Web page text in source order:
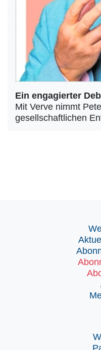
Ein engagierter
Mit Verve nimmt
gesellschaftlichen